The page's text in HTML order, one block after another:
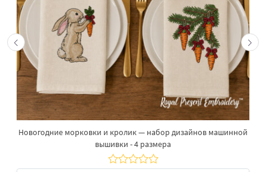
Новогодние морковки и кролик — набор дизайнов машинной
вышивки - 4 размера